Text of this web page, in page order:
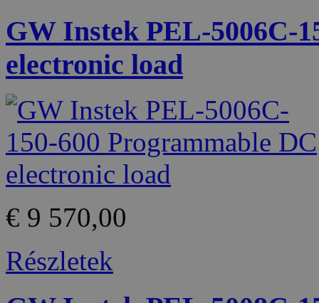
GW Instek PEL-5006C-
electronic load
€ 9 570,00
Részletek